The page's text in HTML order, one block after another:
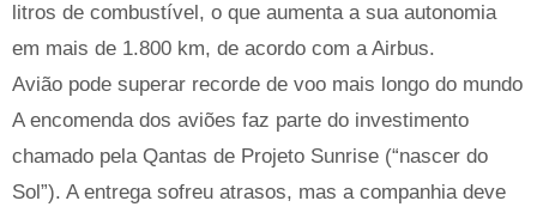
litros de combustível, o que aumenta a sua autonomia
em mais de 1.800 km, de acordo com a Airbus.
Avião pode superar recorde de voo mais longo do mundo
A encomenda dos aviões faz parte do investimento
chamado pela Qantas de Projeto Sunrise (“nascer do
Sol”). A entrega sofreu atrasos, mas a companhia deve